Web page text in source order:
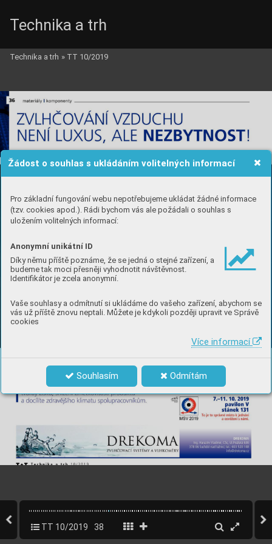
Žádost o souhlas s ukládáním volitelných informací
Pro základní fungování webu nepotřebujeme ukládat žádné informace
(tzv. cookies apod.). Rádi bychom vás ale požádali o souhlas s
uložením volitelných informací:
Anonymní unikátní ID
Díky němu příště poznáme, že se jedná o stejné zařízení, a
budeme tak moci přesněji vyhodnotit návštěvnost.
Identifikátor je zcela anonymní.
Vaše souhlasy a odmítnutí si ukládáme do vašeho zařízení, abychom se
vás už příště znovu neptali. Můžete je kdykoli později upravit ve Správě
cookies
Více informací
Souhlasím Odmítám
Technika a trh
Technika a trh » TT 10/2019
TT 10/2019 38